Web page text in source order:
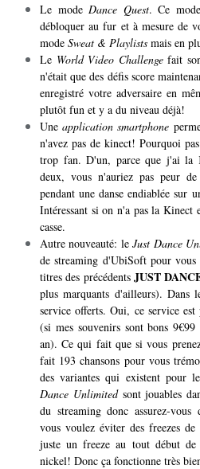
Le mode Dance Quest. Ce
débloquer au fur et à mesure de
mode Sweat & Playlists mais en
Le World Video Challengefait
n'était que des défis score
enregistré votre adversaire en
plutôt fun et y a du niveau déjà!
Uneapplication smartphone
n'avez pas de kinect! Pourquoi
trop fan. D'un, parce que j'ai la
deux, vous n'auriez pas peur
pendant une danse endiablée sur
Intéressant si on n'a pas la
casse.
Autre nouveauté: leJust Dance
de streaming d'UbiSoft pour
titres des précédents JUST
plus marquants d'ailleurs). Dans
service offerts. Oui, ce service
(si mes souvenirs sont bons
an). Ce qui fait que si vous
fait 193 chansons pour vous
des variantes qui existent pour
Dance Unlimitedsont jouables
du streaming donc assurez-
vous voulez éviter des freezes
juste un freeze au tout début
nickel! Donc ça fonctionne très